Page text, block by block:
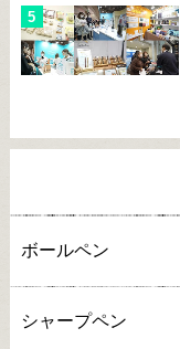
ボールペン
シャープペン